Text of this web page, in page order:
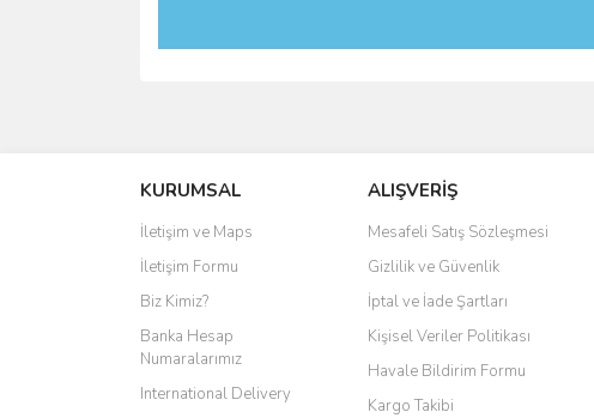
KURUMSAL
İletişim ve Maps
İletişim Formu
Biz Kimiz?
Banka Hesap
Numaralarımız
International Delivery
ALIŞVERİŞ
Mesafeli Satış Sözleşmesi
Gizlilik ve Güvenlik
İptal ve İade Şartları
Kişisel Veriler Politikası
Havale Bildirim Formu
Kargo Takibi